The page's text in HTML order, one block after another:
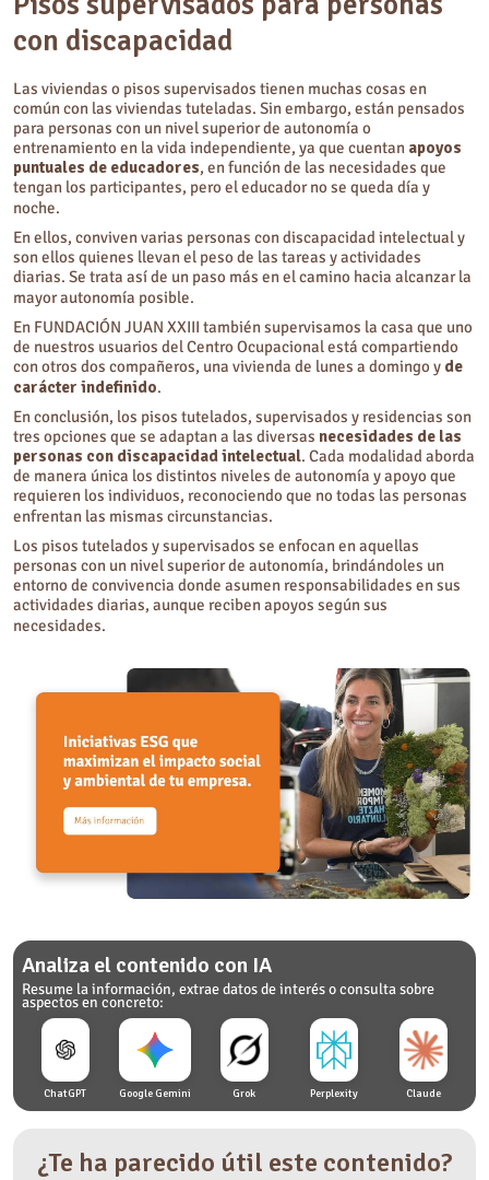
con discapacidad
Las viviendas o pisos supervisados tienen muchas cosas en
común con las viviendas tuteladas. Sin embargo, están pensados
para personas con un nivel superior de autonomía o
entrenamiento en la vida independiente, ya que cuentan apoyos
puntuales de educadores, en función de las necesidades que
tengan los participantes, pero el educador no se queda día y
noche.
En ellos, conviven varias personas con discapacidad intelectual y
son ellos quienes llevan el peso de las tareas y actividades
diarias. Se trata así de un paso más en el camino hacia alcanzar la
mayor autonomía posible.
En FUNDACIÓN JUAN XXIII también supervisamos la casa que uno
de nuestros usuarios del Centro Ocupacional está compartiendo
con otros dos compañeros, una vivienda de lunes a domingo y de
carácter indefinido.
En conclusión, los pisos tutelados, supervisados y residencias son
tres opciones que se adaptan a las diversas necesidades de las
personas con discapacidad intelectual. Cada modalidad aborda
de manera única los distintos niveles de autonomía y apoyo que
requieren los individuos, reconociendo que no todas las personas
enfrentan las mismas circunstancias.
Los pisos tutelados y supervisados se enfocan en aquellas
personas con un nivel superior de autonomía, brindándoles un
entorno de convivencia donde asumen responsabilidades en sus
actividades diarias, aunque reciben apoyos según sus
necesidades.
Analiza el contenido con IA
Resume la información, extrae datos de interés o consulta sobre
aspectos en concreto:
ChatGPT Google Gemini Grok Perplexity Claude
¿Te ha parecido útil este contenido?